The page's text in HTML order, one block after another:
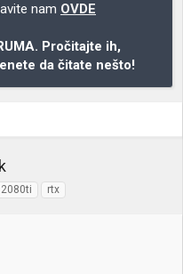
nam OVDE
Pročitajte ih,
da čitate nešto!
2080ti rtx